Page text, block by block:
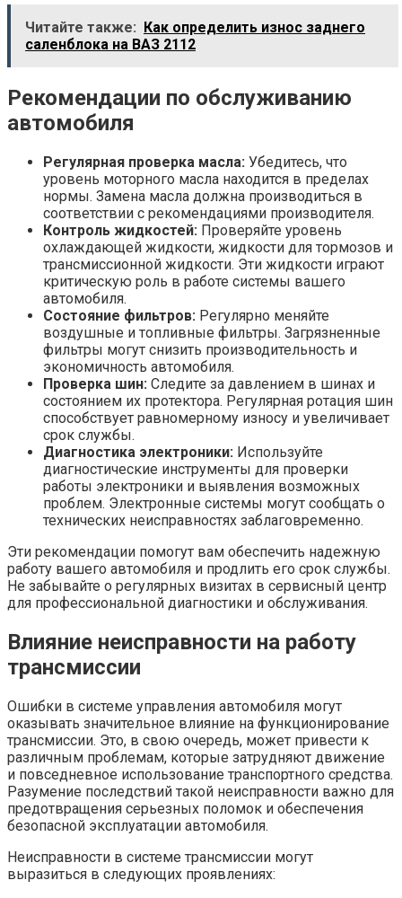
Читайте также: Как определить износ заднего
саленблока на ВАЗ 2112
Рекомендации по обслуживанию
автомобиля
Регулярная проверка масла: Убедитесь, что
уровень моторного масла находится в пределах
нормы. Замена масла должна производиться в
соответствии с рекомендациями производителя.
Контроль жидкостей: Проверяйте уровень
охлаждающей жидкости, жидкости для тормозов и
трансмиссионной жидкости. Эти жидкости играют
критическую роль в работе системы вашего
автомобиля.
Состояние фильтров: Регулярно меняйте
воздушные и топливные фильтры. Загрязненные
фильтры могут снизить производительность и
экономичность автомобиля.
Проверка шин: Следите за давлением в шинах и
состоянием их протектора. Регулярная ротация шин
способствует равномерному износу и увеличивает
срок службы.
Диагностика электроники: Используйте
диагностические инструменты для проверки
работы электроники и выявления возможных
проблем. Электронные системы могут сообщать о
технических неисправностях заблаговременно.
Эти рекомендации помогут вам обеспечить надежную
работу вашего автомобиля и продлить его срок службы.
Не забывайте о регулярных визитах в сервисный центр
для профессиональной диагностики и обслуживания.
Влияние неисправности на работу
трансмиссии
Ошибки в системе управления автомобиля могут
оказывать значительное влияние на функционирование
трансмиссии. Это, в свою очередь, может привести к
различным проблемам, которые затрудняют движение
и повседневное использование транспортного средства.
Разумение последствий такой неисправности важно для
предотвращения серьезных поломок и обеспечения
безопасной эксплуатации автомобиля.
Неисправности в системе трансмиссии могут
выразиться в следующих проявлениях: